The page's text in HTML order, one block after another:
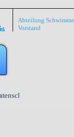
Abteilung
Vorstand